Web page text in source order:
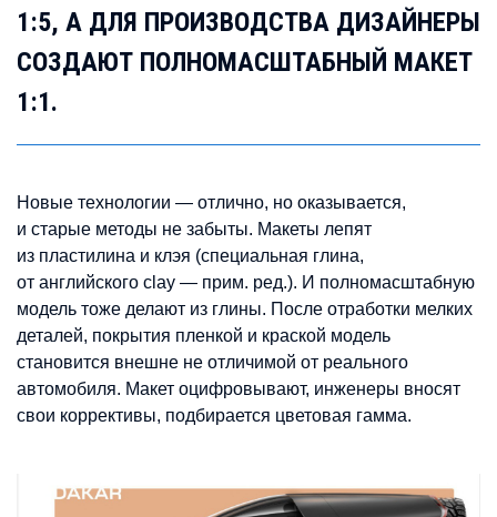
1:5, А ДЛЯ ПРОИЗВОДСТВА ДИЗАЙНЕРЫ
СОЗДАЮТ ПОЛНОМАСШТАБНЫЙ МАКЕТ
1:1.
Новые технологии — отлично, но оказывается,
и старые методы не забыты. Макеты лепят
из пластилина и клэя (специальная глина,
от английского clay — прим. ред.). И полномасштабную
модель тоже делают из глины. После отработки мелких
деталей, покрытия пленкой и краской модель
становится внешне не отличимой от реального
автомобиля. Макет оцифровывают, инженеры вносят
свои коррективы, подбирается цветовая гамма.